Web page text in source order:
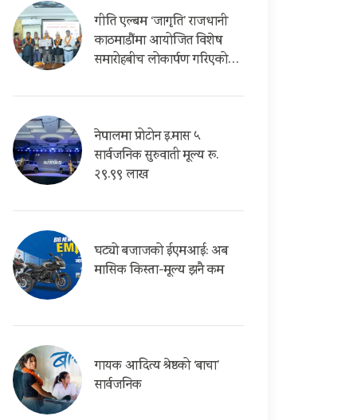
गीति एल्बम ‘जागृति’ राजधानी
काठमाडौंमा आयोजित विशेष
समारोहबीच लोकार्पण गरिएको…
नेपालमा प्रोटोन इ.मास ५
सार्वजनिक सुरुवाती मूल्य रू.
२९.९९ लाख
घट्यो बजाजको ईएमआई: अब
मासिक किस्ता-मूल्य झनै कम
गायक आदित्य श्रेष्ठको ‘बाचा’
सार्वजनिक